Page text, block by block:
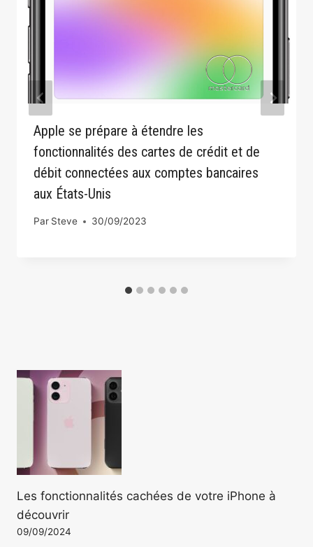
Apple se prépare à étendre les
fonctionnalités des cartes de crédit et de
débit connectées aux comptes bancaires
aux États-Unis
Par Steve 30/09/2023
Les fonctionnalités cachées de votre iPhone à
découvrir
09/09/2024